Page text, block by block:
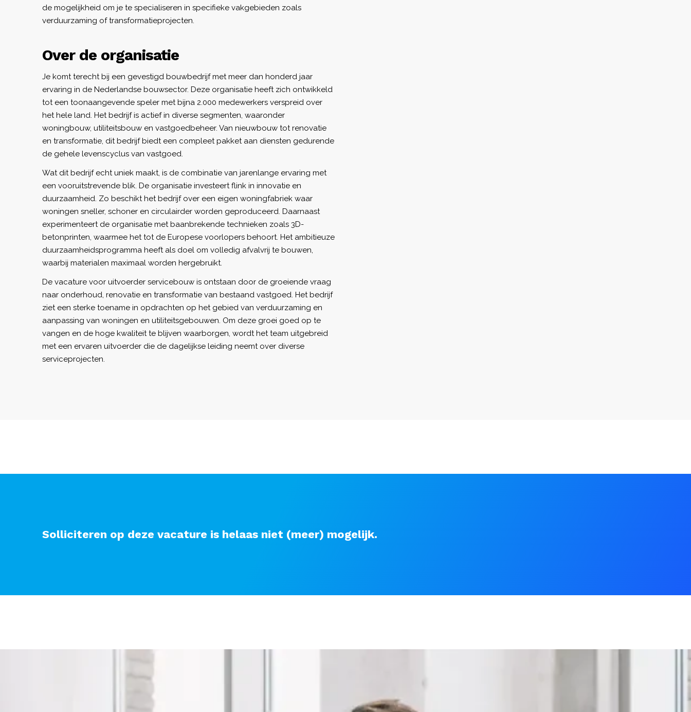
de mogelijkheid om je te specialiseren in specifieke vakgebieden zoals
verduurzaming of transformatieprojecten.
Over de organisatie
Je komt terecht bij een gevestigd bouwbedrijf met meer dan honderd jaar
ervaring in de Nederlandse bouwsector. Deze organisatie heeft zich ontwikkeld
tot een toonaangevende speler met bijna 2.000 medewerkers verspreid over
het hele land. Het bedrijf is actief in diverse segmenten, waaronder
woningbouw, utiliteitsbouw en vastgoedbeheer. Van nieuwbouw tot renovatie
en transformatie, dit bedrijf biedt een compleet pakket aan diensten gedurende
de gehele levenscyclus van vastgoed.
Wat dit bedrijf echt uniek maakt, is de combinatie van jarenlange ervaring met
een vooruitstrevende blik. De organisatie investeert flink in innovatie en
duurzaamheid. Zo beschikt het bedrijf over een eigen woningfabriek waar
woningen sneller, schoner en circulairder worden geproduceerd. Daarnaast
experimenteert de organisatie met baanbrekende technieken zoals 3D-
betonprinten, waarmee het tot de Europese voorlopers behoort. Het ambitieuze
duurzaamheidsprogramma heeft als doel om volledig afvalvrij te bouwen,
waarbij materialen maximaal worden hergebruikt.
De vacature voor uitvoerder servicebouw is ontstaan door de groeiende vraag
naar onderhoud, renovatie en transformatie van bestaand vastgoed. Het bedrijf
ziet een sterke toename in opdrachten op het gebied van verduurzaming en
aanpassing van woningen en utiliteitsgebouwen. Om deze groei goed op te
vangen en de hoge kwaliteit te blijven waarborgen, wordt het team uitgebreid
met een ervaren uitvoerder die de dagelijkse leiding neemt over diverse
serviceprojecten.
Solliciteren op deze vacature is helaas niet (meer) mogelijk.